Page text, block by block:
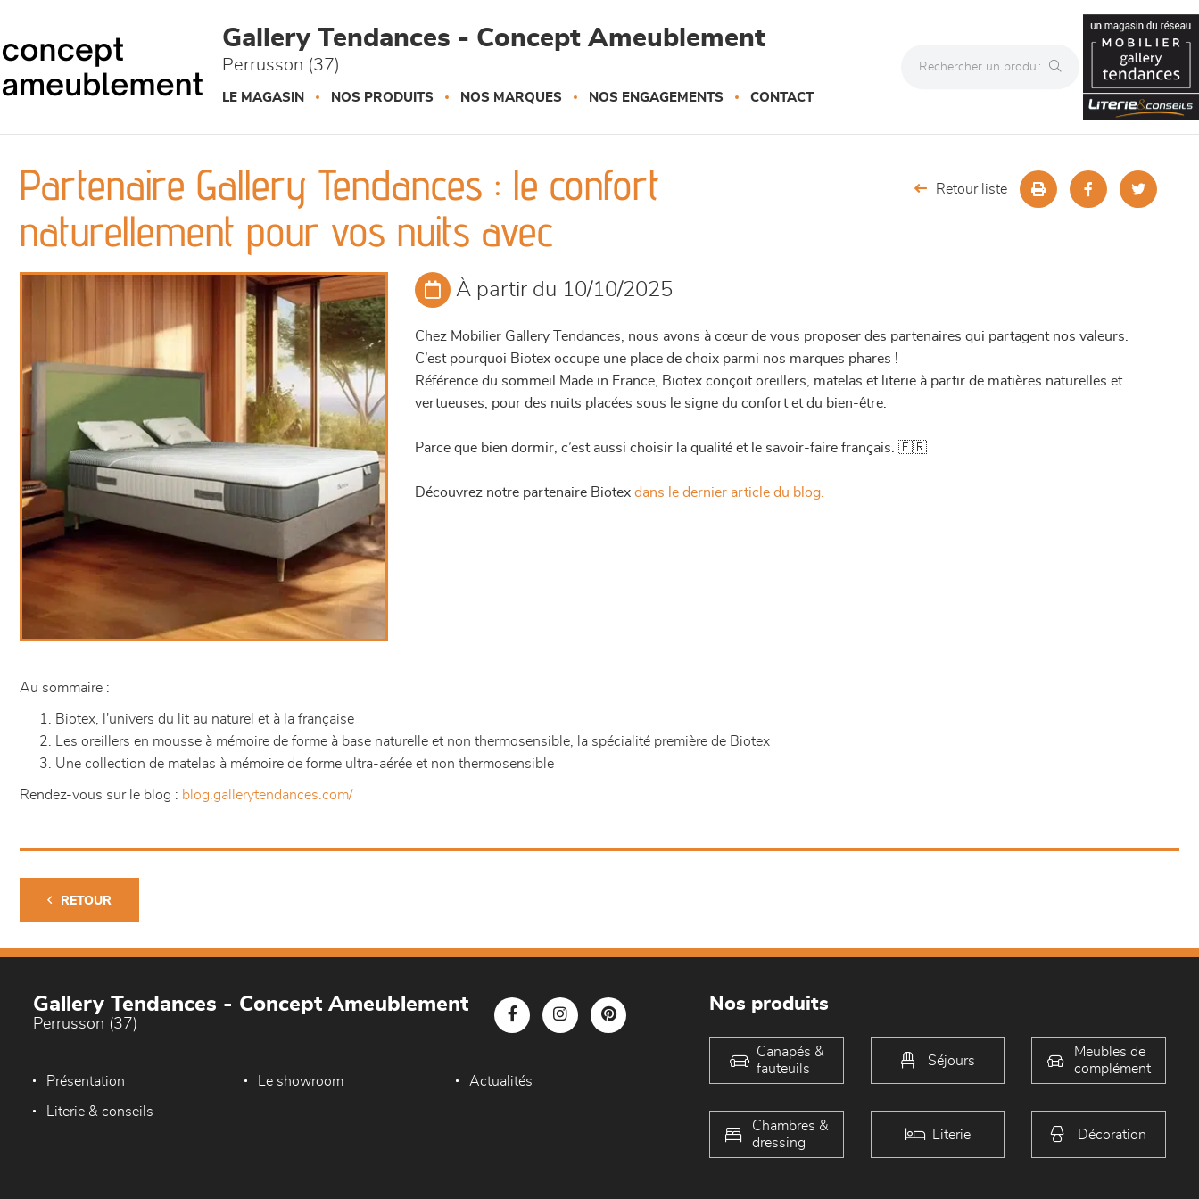
Gallery Tendances - Concept Ameublement
Perrusson (37)
LE MAGASIN NOS PRODUITS NOS MARQUES NOS ENGAGEMENTS CONTACT
Partenaire Gallery Tendances : le confort
naturellement pour vos nuits avec
Retour liste
À partir du 10/10/2025
Chez Mobilier Gallery Tendances, nous avons à cœur de vous proposer des partenaires qui partagent nos valeurs.
C’est pourquoi Biotex occupe une place de choix parmi nos marques phares !
Référence du sommeil Made in France, Biotex conçoit oreillers, matelas et literie à partir de matières naturelles et
vertueuses, pour des nuits placées sous le signe du confort et du bien-être.
Parce que bien dormir, c’est aussi choisir la qualité et le savoir-faire français. 🇫🇷
Découvrez notre partenaire Biotexdans le dernier article du blog.
Au sommaire :
Biotex, l'univers du lit au naturel et à la française
Les oreillers en mousse à mémoire de forme à base naturelle et non thermosensible, la spécialité première de Biotex
Une collection de matelas à mémoire de forme ultra-aérée et non thermosensible
Rendez-vous sur le blog : blog.gallerytendances.com/
RETOUR
Gallery Tendances - Concept Ameublement
Perrusson (37)
Présentation Le showroom Actualités
Literie & conseils
Nos produits
Canapés &
fauteuils
Séjours
Meubles de
complément
Chambres &
dressing
Literie Décoration